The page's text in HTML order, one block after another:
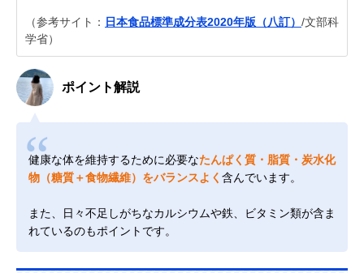
（参考サイト： 日本食品標準成分表2020年版（八訂） /文部科
学省）
ポイント解説
健康な体を維持するために必要なたんぱく質・脂質・炭水化
物（糖質＋食物繊維）をバランスよく 含んでいます。
また、日々不足しがちなカルシウムや鉄、ビタミン類が含ま
れているのもポイントです。